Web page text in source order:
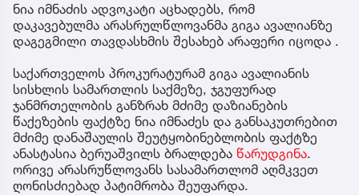
ნია იმნაძის ადვოკატი აცხადებს, რომ
დაკავებულმა არასრულწლოვანმა გიგა ავალიანზე
დაგეგმილი თავდასხმის შესახებ არაფერი იცოდა .
საქართველოს პროკურატურამ გიგა ავალიანის
სისხლის სამართლის საქმეზე, ჯგუფურად
ჯანმრთელობის განზრახ მძიმე დაზიანების
წაქეზების ფაქტზე ნია იმნაძეს და განსაკუთრებით
მძიმე დანაშაულის შეუტყობინებლობის ფაქტზე
ანასტასია ბერუაშვილს ბრალდება წარუდგინა.
ორივე არასრუწლოვანს სასამართლომ აღმკვეთ
ღონისძიებად პატიმრობა შეუფარდა.